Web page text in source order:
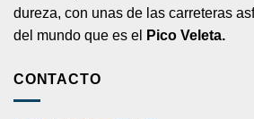
dureza, con unas de las carreteras
del mundo que es el
Pico Veleta.
CONTACTO